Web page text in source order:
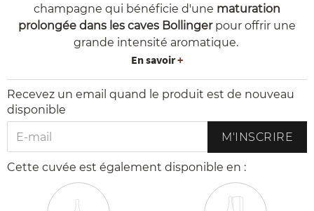
champagne qui bénéficie d'une maturation
prolongée dans les caves Bollingerpour offrir une
grande intensité aromatique.
En savoir+
Recevez un email quand le produit est de nouveau
disponible
M'INSCRIRE
Cette cuvée est également disponible en :